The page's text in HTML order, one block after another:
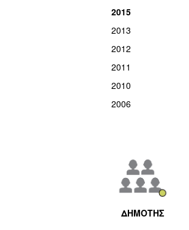
2015
2013
2012
2011
2010
2006
ΔΗΜΟΤΗΣ